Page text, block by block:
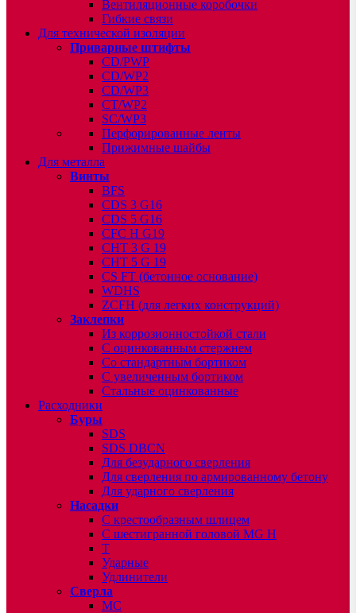
Вентиляционные коробочки
Гибкие связи
Для технической изоляции
Приварные штифты
CD/PWP
CD/WP2
CD/WP3
CT/WP2
SC/WP3
Перфорированные ленты
Прижимные шайбы
Для металла
Винты
BFS
CDS 3 G16
CDS 5 G16
CFC H G19
CHT 3 G 19
CHT 5 G 19
CS FT (бетонное основание)
WDHS
ZCFH (для легких конструкций)
Заклепки
Из коррозионностойкой стали
С оцинкованным стержнем
Со стандартным бортиком
С увеличенным бортиком
Стальные оцинкованные
Расходники
Буры
SDS
SDS DBCN
Для безударного сверления
Для сверления по армированному бетону
Для ударного сверления
Насадки
С крестообразным шлицем
С шестигранной головой MG H
T
Ударные
Удлинители
Сверла
МС